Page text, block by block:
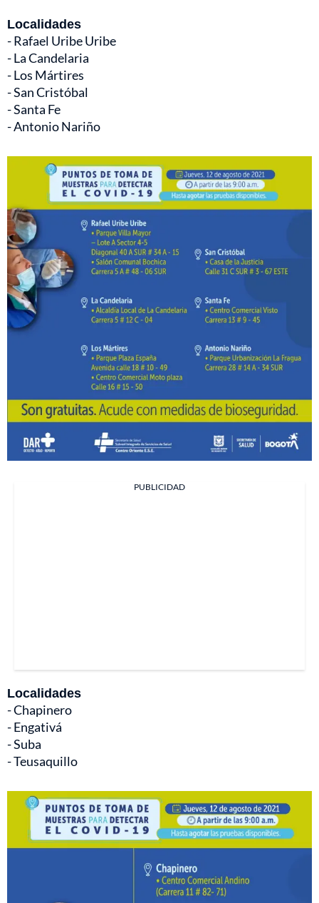
Localidades
- Rafael Uribe Uribe
- La Candelaria
- Los Mártires
- San Cristóbal
- Santa Fe
- Antonio Nariño
PUBLICIDAD
Localidades
- Chapinero
- Engativá
- Suba
- Teusaquillo